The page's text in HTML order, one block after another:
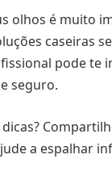
olhos é muito
caseiras
pode te
seguro.
a espalhar